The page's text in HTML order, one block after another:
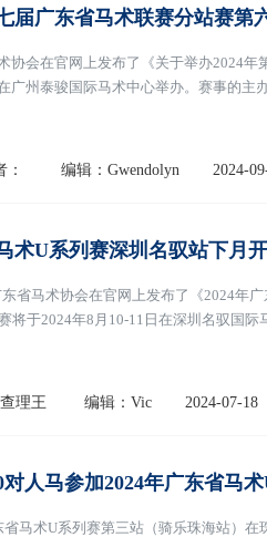
届广东省马术联赛分站赛第
协会在官网上发布了《关于举办2024
广州泰骏国际马术中心举办。赛事的
： 编辑：Gwendolyn 2024-
术U系列赛深圳名驭站下月
省马术协会在官网上发布了《2024年
将于2024年8月10-11日在深圳名驭国
三级
理王 编辑：Vic 2024-07-18
人马参加2024年广东省马
省马术U系列赛第三站（骑乐珠海站）